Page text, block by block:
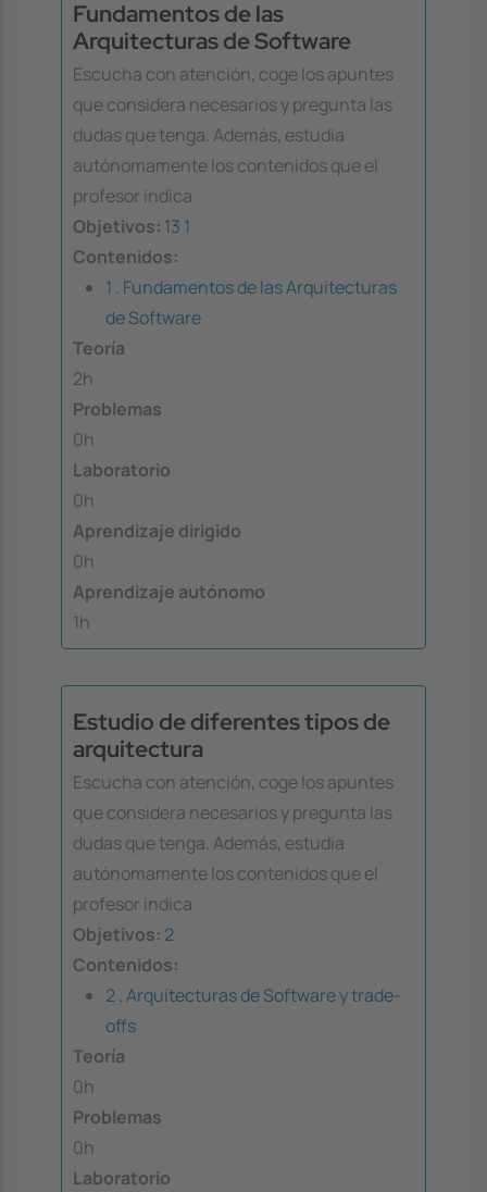
Fundamentos de las
Arquitecturas de Software
Escucha con atención, coge los apuntes
que considera necesarios y pregunta las
dudas que tenga. Además, estudia
autónomamente los contenidos que el
profesor indica
Objetivos: 13 1
Contenidos:
1 . Fundamentos de las Arquitecturas
de Software
Teoría
2h
Problemas
0h
Laboratorio
0h
Aprendizaje dirigido
0h
Aprendizaje autónomo
1h
Estudio de diferentes tipos de
arquitectura
Escucha con atención, coge los apuntes
que considera necesarios y pregunta las
dudas que tenga. Además, estudia
autónomamente los contenidos que el
profesor indica
Objetivos: 2
Contenidos:
2 . Arquitecturas de Software y trade-
offs
Teoría
0h
Problemas
0h
Laboratorio